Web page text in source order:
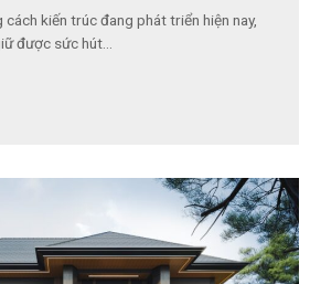
kiến trúc đang phát triển hiện nay,
được sức hút...